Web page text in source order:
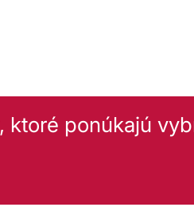
, ktoré ponúkajú